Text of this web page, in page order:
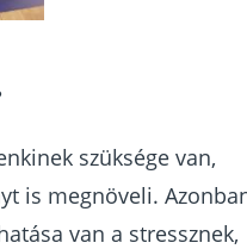
szüksége van,
is megnöveli.
van a stressznek,